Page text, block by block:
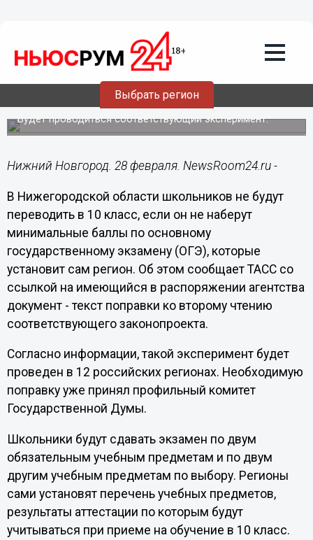
Выбрать регион
Школьников не переведут в 10 класс
без порога ОГЭ в Нижегородской
Будет проводиться соответствующий эксперимент.
Нижний Новгород. 28 февраля. NewsRoom24.ru -
В Нижегородской области школьников не будут
переводить в 10 класс, если он не наберут
минимальные баллы по основному
государственному экзамену (ОГЭ), которые
установит сам регион. Об этом сообщает ТАСС со
ссылкой на имеющийся в распоряжении агентства
документ - текст поправки ко второму чтению
соответствующего законопроекта.
Согласно информации, такой эксперимент будет
проведен в 12 российских регионах. Необходимую
поправку уже принял профильный комитет
Государственной Думы.
Школьники будут сдавать экзамен по двум
обязательным учебным предметам и по двум
другим учебным предметам по выбору. Регионы
сами установят перечень учебных предметов,
результаты аттестации по которым будут
учитываться при приеме на обучение в 10 класс.